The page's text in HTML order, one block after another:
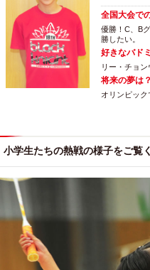
全国大会で
優勝！C、B
勝したい。
好きなバド
リー・チョ
将来の夢は？
オリンピック
小学生たちの熱戦の様子をご覧